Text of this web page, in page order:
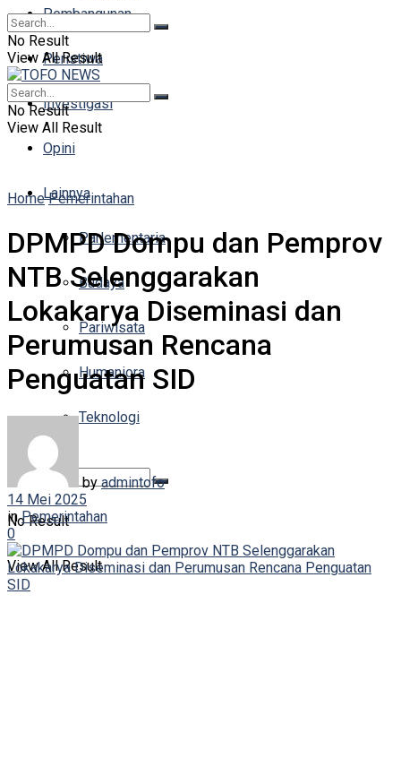
Pembangunan
Peristiwa
Investigasi
Opini
Lainnya
Parlementaria
Budaya
Pariwisata
Humaniora
Teknologi
No Result
View All Result
No Result
View All Result
No Result
View All Result
Home Pemerintahan
DPMPD Dompu dan Pemprov
NTB Selenggarakan
Lokakarya Diseminasi dan
Perumusan Rencana
Penguatan SID
by admintofo
14 Mei 2025
in Pemerintahan
0